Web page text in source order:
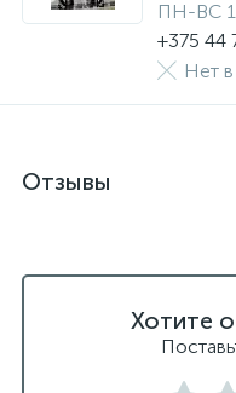
ПН-ВС
+375 44
Нет
Отзывы
Хотите